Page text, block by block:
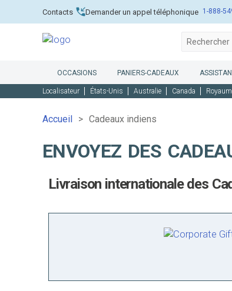
Contacts Demander un appel téléphonique 1-888-
OCCASIONS PANIERS-CADEAUX
Localisateur États-Unis Australie Canada
Accueil Cadeaux indiens
ENVOYEZ DES
Livraison internationale des